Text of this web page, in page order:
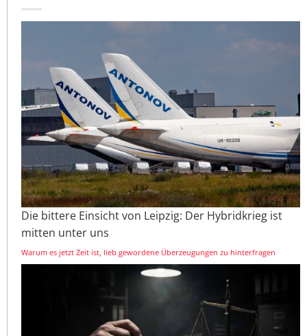
Die bittere Einsicht von Leipzig: Der Hybridkrieg ist
mitten unter uns
Warum es jetzt Zeit ist, lieb gewordene Überzeugungen zu hinterfragen